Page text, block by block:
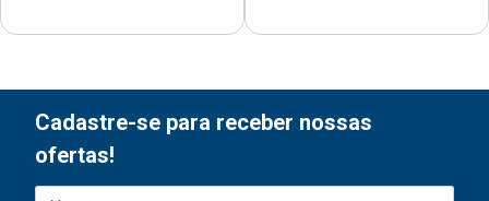
Cadastre-se para receber nossas
ofertas!